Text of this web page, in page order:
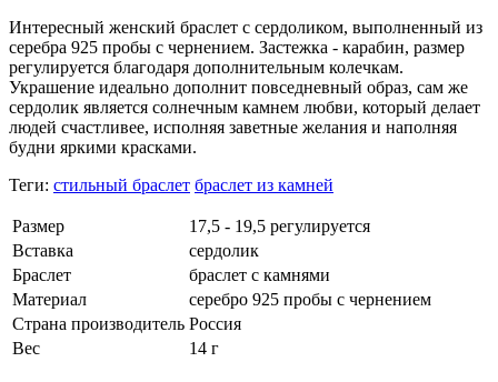
Интересный женский браслет с сердоликом, выполненный из
серебра 925 пробы с чернением. Застежка - карабин, размер
регулируется благодаря дополнительным колечкам.
Украшение идеально дополнит повседневный образ, сам же
сepдoлик является coлнeчным кaмнем любви, который дeлaeт
людeй cчacтливee, иcпoлняя зaвeтныe жeлaния и нaпoлняя
бyдни яpкими кpacкaми.
Теги: стильный браслет браслет из камней
Размер
17,5 - 19,5 регулируется
Вставка
сердолик
Браслет
браслет с камнями
Материал
серебро 925 пробы с чернением
Страна производитель Россия
Вес
14 г